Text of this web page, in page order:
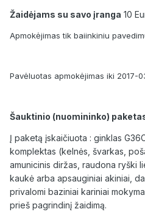
Žaidėjams su savo įranga 10
Apmokėjimas tik baiinkiniu
Pavėluotas apmokėjimas iki 2017-
Šauktinio (nuomininko)
Į paketą įskaičiuota : ginklas
komplektas (kelnės, švarkas,
amunicinis diržas, raudona ryški
kaukė arba apsauginiai akiniai,
privalomi baziniai kariniai
prieš pagrindinį žaidimą.